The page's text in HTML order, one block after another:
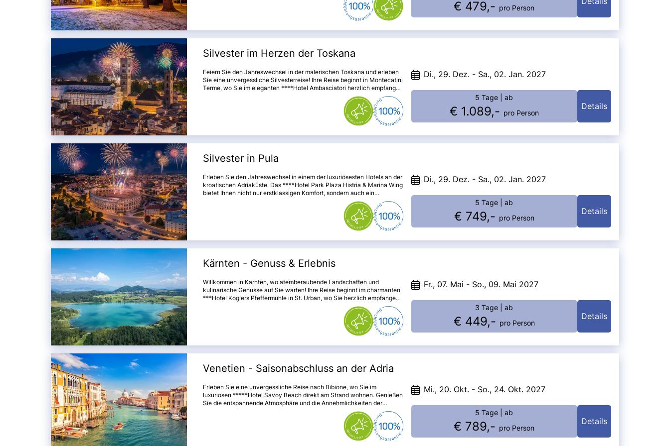
Ihnen eine Vielzahl an eindrucksvollen Erlebnissen. Lassen Sie sich von
der einzigartigen Atmosphäre verzaubern und genießen Sie die
kulinarischen Köstlichkeiten, die diese Regionen zu bieten haben.
Freuen Sie sich auf eine Entdeckungstour, die Ihnen unvergessliche
Erinnerungen bescheren wird!
€ 479,- pro Person
Silvester im Herzen der Toskana
Feiern Sie den Jahreswechsel in der malerischen Toskana und erleben
Sie eine unvergessliche Silvesterreise! Ihre Reise beginnt in Montecatini
Terme, wo Sie im eleganten ****Hotel Ambasciatori herzlich empfangen
werden. Entdecken Sie die faszinierenden Städte Volterra und San
Gimignano, genießen Sie die kulturellen Schätze Florenz' und feiern Sie
mit einem festlichen Silvesterdinner ins neue Jahr. Lassen Sie sich von
der Schönheit der Toskana verzaubern und sammeln Sie
Di., 29. Dez. - Sa., 02. Jan. 2027
5 Tage | ab
€ 1.089,- pro Person
Details
Silvester in Pula
Erleben Sie den Jahreswechsel in einem der luxuriösesten Hotels an der
kroatischen Adriaküste. Das ****Hotel Park Plaza Histria & Marina Wing
bietet Ihnen nicht nur erstklassigen Komfort, sondern auch ein
unvergessliches Unterhaltungsprogramm, das Ihren „Rutsch“ ins neue
Di., 29. Dez. - Sa., 02. Jan. 2027
5 Tage | ab
€ 749,- pro Person
Details
Kärnten - Genuss & Erlebnis
Willkommen in Kärnten, wo atemberaubende Landschaften und
kulinarische Genüsse auf Sie warten! Ihre Reise beginnt im charmanten
***Hotel Koglers Pfeffermühle in St. Urban, wo Sie herzlich empfangen
werden. Freuen Sie sich auf eine spannende Führung in der Bio-
Brauerei Wimitzbräu, gefolgt von einem entspannten Aufenthalt in der
historischen Herzogstadt St. Veit an der Glan. Lassen Sie sich am Abend
von der faszinierenden Welt des Pfeffers verzaubern und genießen Sie
Fr., 07. Mai - So., 09. Mai 2027
3 Tage | ab
€ 449,- pro Person
Details
Venetien - Saisonabschluss an der Adria
Erleben Sie eine unvergessliche Reise nach Bibione, wo Sie im
luxuriösen *****Hotel Savoy Beach direkt am Strand wohnen. Genießen
Sie die entspannende Atmosphäre und die Annehmlichkeiten der
Therme von Bibione. Lassen Sie sich von der zauberhaften Stadt
Venedig und den architektonischen Meisterwerken in Vicenza und
Bassano del Grappa begeistern. Diese Reise verspricht nicht nur
Erholung, sondern auch kulturelle Höhepunkte und kulinarische
Mi., 20. Okt. - So., 24. Okt. 2027
5 Tage | ab
€ 789,- pro Person
Details